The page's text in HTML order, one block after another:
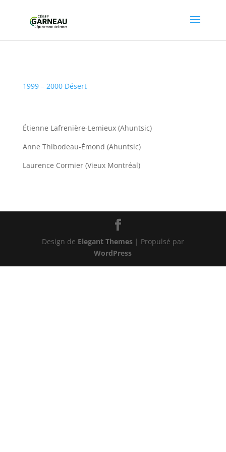
1999 – 2000 Désert
Étienne Lafrenière-Lemieux (Ahuntsic)
Anne Thibodeau-Émond (Ahuntsic)
Laurence Cormier (Vieux Montréal)
Design de Elegant Themes| Propulsé par
WordPress